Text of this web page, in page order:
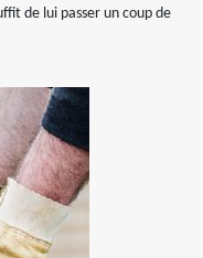
de lui passer un coup de